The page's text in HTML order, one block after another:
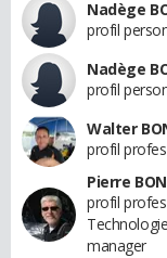
Nadège
profil
Nadège
profil
Walter
profil
Pierre
profil
manager